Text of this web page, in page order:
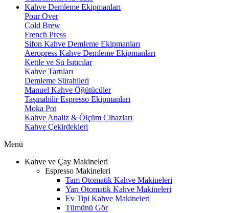
Kahve Demleme Ekipmanları
Pour Over
Cold Brew
French Press
Sifon Kahve Demleme Ekipmanları
Aeropress Kahve Demleme Ekipmanları
Kettle ve Su Isıtıcılar
Kahve Tartıları
Demleme Sürahileri
Manuel Kahve Öğütücüler
Taşınabilir Espresso Ekipmanları
Moka Pot
Kahve Analiz & Ölçüm Cihazları
Kahve Çekirdekleri
Menü
Kahve ve Çay Makineleri
Espresso Makineleri
Tam Otomatik Kahve Makineleri
Yarı Otomatik Kahve Makineleri
Ev Tipi Kahve Makineleri
Tümünü Gör